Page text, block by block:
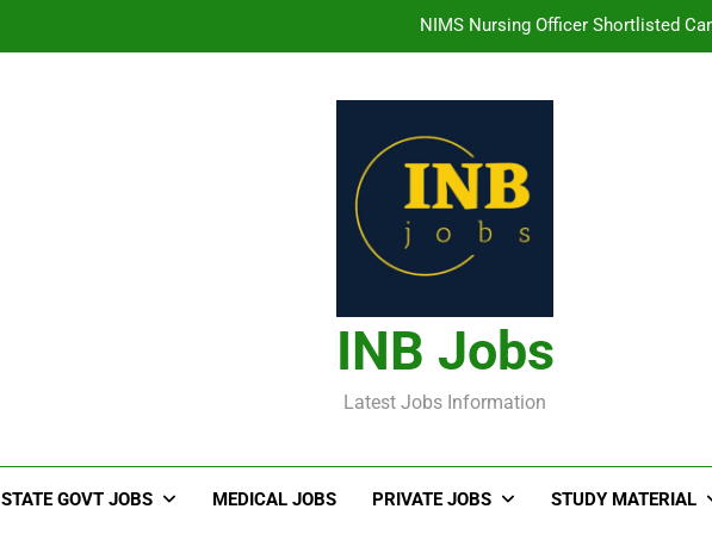
NIMS Nursing Officer Shortlisted
NIMS Nursing Officer Shortlisted
INB Jobs
Latest Jobs Information
STATE GOVT JOBS MEDICAL JOBS PRIVATE JOBS STUDY MATERIAL